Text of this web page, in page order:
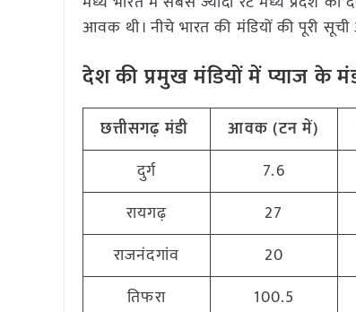
आवक थी। नीचे भारत की मंडियों की पूरी
देश की प्रमुख मंडियों में प्याजके
छत्तीसगढ़मंडी आवक (टन में)
दुर्ग
7.6
रायगढ़
27
राजनंदगांव
20
तिफरा
100.5